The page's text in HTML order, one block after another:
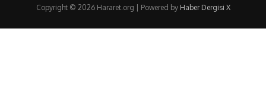
Copyright © 2026 Hararet.org | Powered by Haber Dergisi X